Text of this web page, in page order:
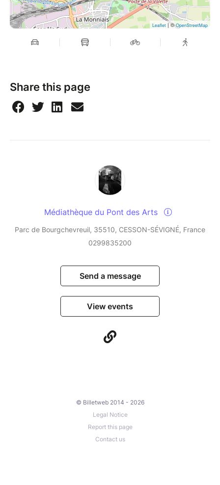
Leaflet | ©OpenStreetMap
Share this page
Médiathèque du Pont des Arts
Parc de Bourgchevreuil, 35510, CESSON-SÉVIGNÉ, France
0299835200
Send a message
View events
© Billetweb 2014 - 2026
Legal Notice
Report this page
Contact us